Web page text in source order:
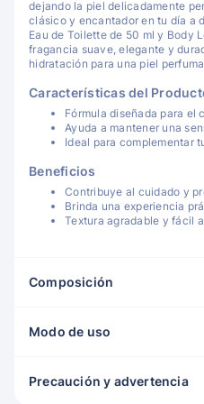
dejando la piel delicadamente
clásico y encantador en tu día a
Eau de Toilette de 50 ml y Body
fragancia suave, elegante y
hidratación para una piel
Características del
Fórmula diseñada para el
Ayuda a mantener una
Ideal para complementar
Beneficios
Contribuye al cuidado y
Brinda una experiencia
Textura agradable y fácil
Composición
Modo de uso
Precaución y advertencia